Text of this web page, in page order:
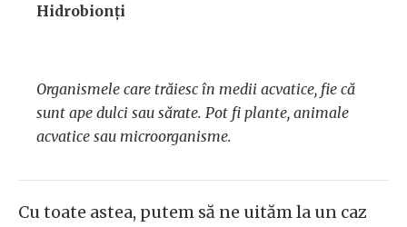
Hidrobionți
Organismele care trăiesc în medii acvatice, fie că
sunt ape dulci sau sărate. Pot fi plante, animale
acvatice sau microorganisme.
Cu toate astea, putem să ne uităm la un caz